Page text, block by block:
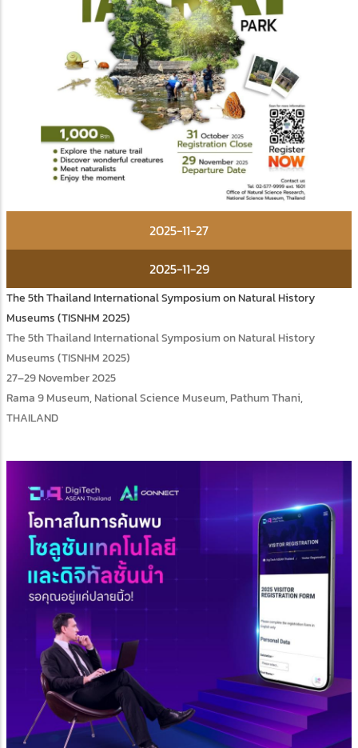
2025-11-27
2025-11-29
The 5th Thailand International Symposium on Natural History
Museums (TISNHM 2025)
The 5th Thailand International Symposium on Natural History
Museums (TISNHM 2025)
27–29 November 2025
Rama 9 Museum, National Science Museum, Pathum Thani,
THAILAND